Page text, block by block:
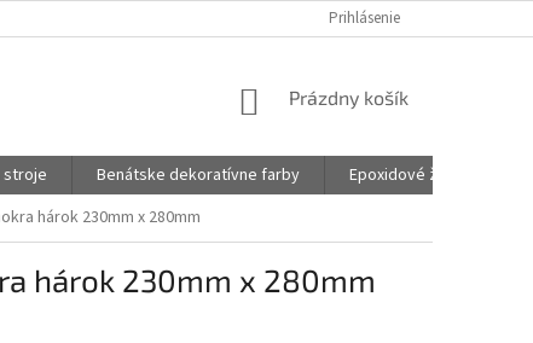
Prihlásenie
NÁKUPNÝ
Prázdny košík
stroje Benátske dekoratívne farby
Epoxidové živice na
hárok 230mm x 280mm
hárok 230mm x 280mm